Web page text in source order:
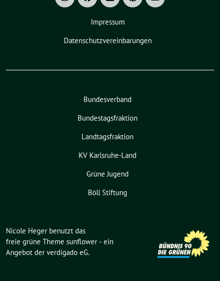
Impressum
Datenschutzvereinbarungen
Bundesverband
Bundestagsfraktion
Landtagsfraktion
KV Karlsruhe-Land
Grüne Jugend
Böll Stiftung
Nicole Heger benutzt das
freie grüne Theme sunflower ‐ ein
Angebot der verdigado eG.